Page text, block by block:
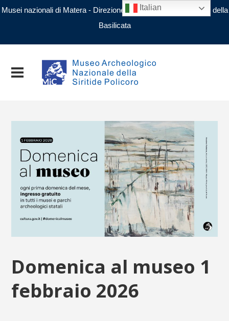
Musei nazionali di Matera - Direzione regionale Musei nazionali della
Basilicata
Domenica al museo 1
febbraio 2026
Italian